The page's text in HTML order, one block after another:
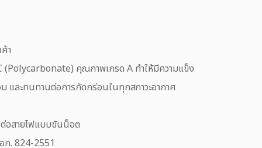
า
(Polycarbonate) คุณภาพเกรด A ทำให้มีความแข็ง
และทนทานต่อการกัดกร่อนในทุกสภาวะอากาศ
ต่อสายไฟแบบขันน็อต
ก. 824-2551